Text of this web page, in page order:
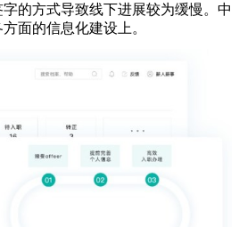
的方式导致线下进展较为缓慢。中
面的信息化建设上。